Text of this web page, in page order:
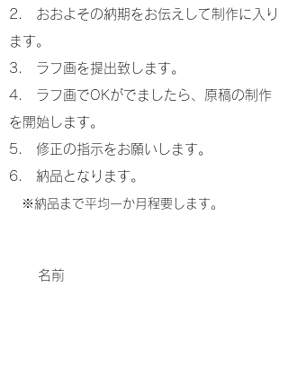
2. おおよその納期をお伝えして制作に入り
ます。
3. ラフ画を提出致します。
4. ラフ画でOKがでましたら、原稿の制作
を開始します。
5. 修正の指示をお願いします。
​6. 納品となります。
※納品まで平均一か月程要します。